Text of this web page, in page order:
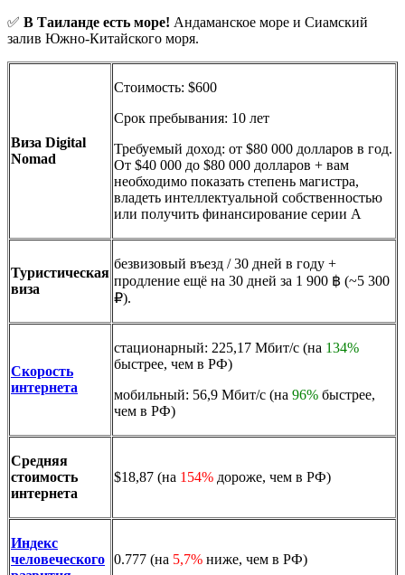
✅ В Таиланде есть море! Андаманское море и Сиамский
залив Южно-Китайского моря.
Виза Digital
Nomad
Стоимость: $600
Срок пребывания: 10 лет
Требуемый доход: от $80 000 долларов в год.
От $40 000 до $80 000 долларов + вам
необходимо показать степень магистра,
владеть интеллектуальной собственностью
или получить финансирование серии А
Туристическая
виза
безвизовый въезд / 30 дней в году +
продление ещё на 30 дней за 1 900 ฿⁣ (~5 300
₽).
Скорость
интернета
стационарный: 225,17 Мбит/с (на 134%
быстрее, чем в РФ)
мобильный: 56,9 Мбит/с (на 96% быстрее,
чем в РФ)
Средняя
стоимость
интернета
$18,87 (на 154% дороже, чем в РФ)
Индекс
человеческого 0.777 (на 5,7% ниже, чем в РФ)